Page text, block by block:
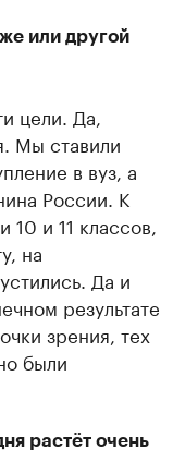
или другой
цели. Да,
Мы ставили
в вуз, а
России. К
и 11 классов,
на
Да и
результате
зрения, тех
были
растёт очень